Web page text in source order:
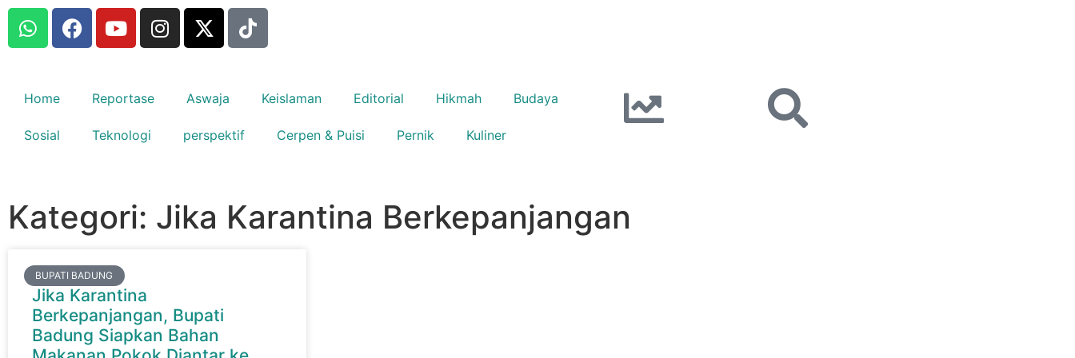
Home Reportase Aswaja Keislaman Editorial Hikmah Budaya
Sosial Teknologi perspektif Cerpen & Puisi Pernik Kuliner
Kategori: Jika Karantina Berkepanjangan
BUPATI BADUNG
Jika Karantina
Berkepanjangan, Bupati
Badung Siapkan Bahan